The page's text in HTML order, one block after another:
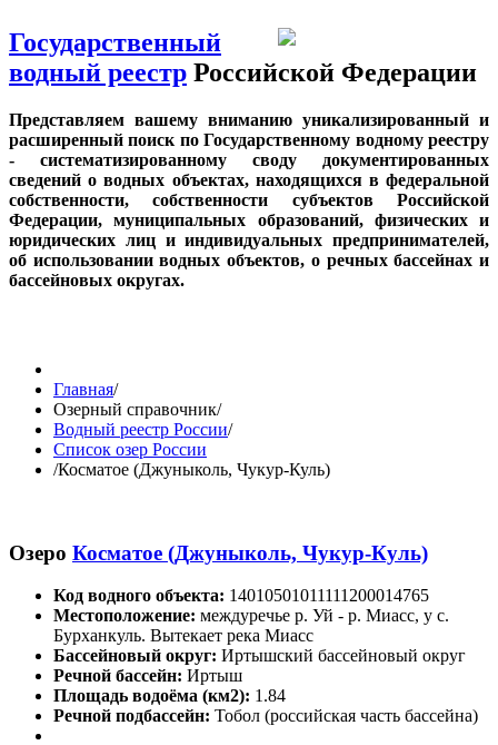
Государственный
водный реестр Российской Федерации
Представляем вашему вниманию уникализированный и
расширенный поиск по Государственному водному реестру
- систематизированному своду документированных
сведений о водных объектах, находящихся в федеральной
собственности, собственности субъектов Российской
Федерации, муниципальных образований, физических и
юридических лиц и индивидуальных предпринимателей,
об использовании водных объектов, о речных бассейнах и
бассейновых округах.
Главная/
Озерный справочник/
Водный реестр России/
Список озер России
/Косматое (Джуныколь, Чукур-Куль)
Озеро Косматое (Джуныколь, Чукур-Куль)
Код водного объекта: 14010501011111200014765
Местоположение: междуречье р. Уй - р. Миасс, у с.
Бурханкуль. Вытекает река Миасс
Бассейновый округ: Иртышский бассейновый округ
Речной бассейн: Иртыш
Площадь водоёма (км2): 1.84
Речной подбассейн: Тобол (российская часть бассейна)